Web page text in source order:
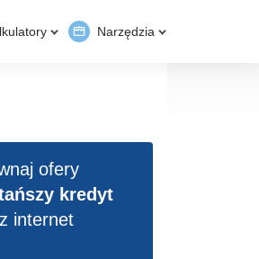
Narzędzia
ofery
kredyt
internet